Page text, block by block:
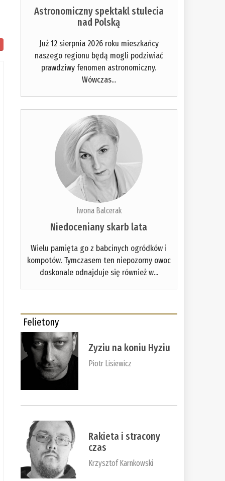
Astronomiczny spektakl stulecia
nad Polską
Już 12 sierpnia 2026 roku mieszkańcy
naszego regionu będą mogli podziwiać
prawdziwy fenomen astronomiczny.
Wówczas...
Iwona Balcerak
Niedoceniany skarb lata
Wielu pamięta go z babcinych ogródków i
kompotów. Tymczasem ten niepozorny owoc
doskonale odnajduje się również w...
Felietony
Zyziu na koniu Hyziu
Piotr Lisiewicz
Rakieta i stracony
czas
Krzysztof Karnkowski